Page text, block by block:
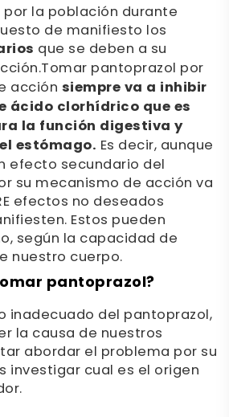
por la población durante
de manifiesto los
que se deben a su
Tomar pantoprazol por
acción siempre va a inhibir
ácido clorhídrico que es
la función digestiva y
estómago. Es decir, aunque
efecto secundario del
su mecanismo de acción va
efectos no deseados
Estos pueden
según la capacidad de
nuestro cuerpo.
pantoprazol?
inadecuado del pantoprazol,
la causa de nuestros
abordar el problema por su
investigar cual es el origen